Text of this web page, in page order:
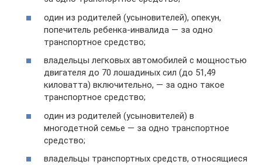
один из родителей (усыновителей), опекун,
попечитель ребенка-инвалида — за одно
транспортное средство;
владельцы легковых автомобилей с мощностью
двигателя до 70 лошадиных сил (до 51,49
киловатта) включительно, — за одно такое
транспортное средство;
один из родителей (усыновителей) в
многодетной семье — за одно транспортное
средство;
владельцы транспортных средств, относящиеся